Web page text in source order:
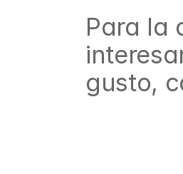
Para la
gusto,